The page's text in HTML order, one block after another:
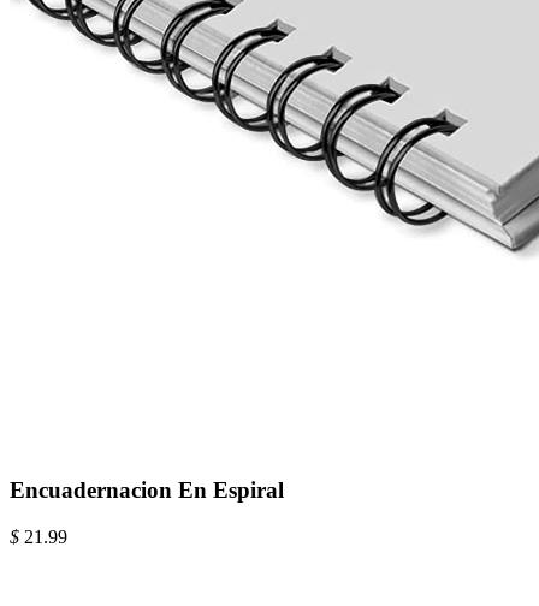
Encuadernacion En Espiral
$ 21.99